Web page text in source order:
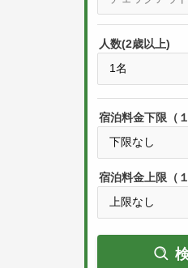
s
s
e
w
a
r
P
r
s
t
e
w
人数(2歳以上)
宿泊料金下限（１
宿泊料金上限（１